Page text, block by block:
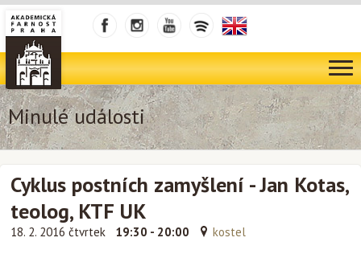
Minulé události
Cyklus postních zamyšlení - Jan Kotas,
teolog, KTF UK
18. 2. 2016 čtvrtek 19:30 - 20:00 kostel